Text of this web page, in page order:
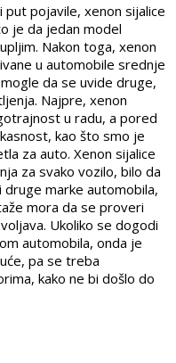
pojavile, xenon sijalice
je da jedan model
Nakon toga, xenon
u automobile srednje
da se uvide druge,
Najpre, xenon
u radu, a pored
kao što smo je
za auto. Xenon sijalice
za svako vozilo, bilo da
druge marke automobila,
mora da se proveri
Ukoliko se dogodi
automobila, onda je
pa se treba
kako ne bi došlo do